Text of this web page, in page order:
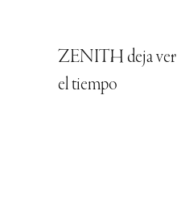
ZENITH deja ver
el tiempo